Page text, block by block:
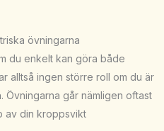
övningarna
du enkelt kan göra både
alltså ingen större roll om du är
Övningarna går nämligen oftast
av din kroppsvikt